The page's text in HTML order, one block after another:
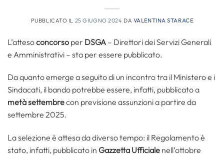
PUBBLICATO IL 25 GIUGNO 2024 DA VALENTINA STARACE
L’attesoconcorso per DSGA – Direttori dei Servizi Generali
e Amministrativi – sta per essere pubblicato.
Da quanto emerge a seguito di un incontro tra il Ministero e i
Sindacati, il bando potrebbe essere, infatti, pubblicato a
metà settembrecon previsione assunzioni a partire da
settembre 2025.
La selezione è attesa da diverso tempo: il Regolamento è
stato, infatti, pubblicato in Gazzetta Ufficiale nell’ottobre